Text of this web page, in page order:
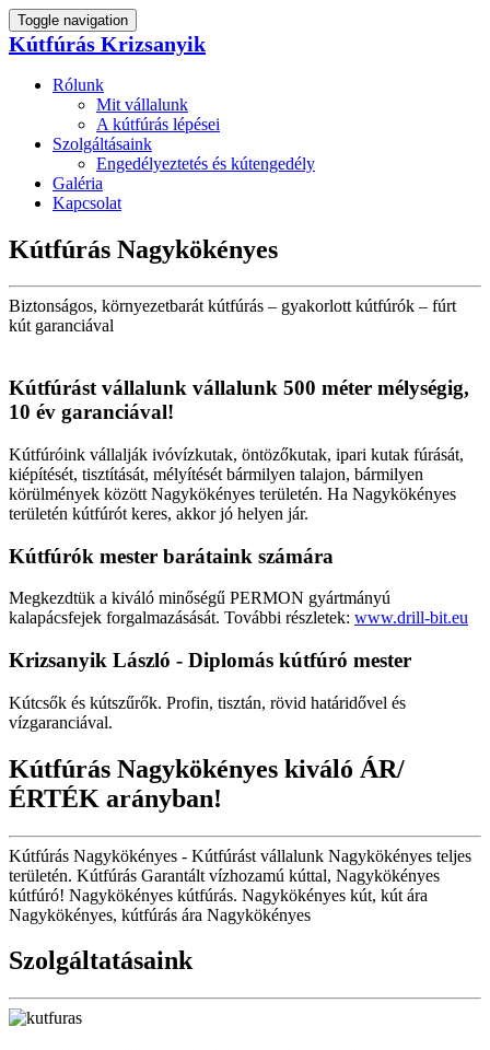
Toggle navigation
Kútfúrás Krizsanyik
Rólunk
Mit vállalunk
A kútfúrás lépései
Szolgáltásaink
Engedélyeztetés és kútengedély
Galéria
Kapcsolat
Kútfúrás Nagykökényes
Biztonságos, környezetbarát kútfúrás – gyakorlott kútfúrók – fúrt
kút garanciával
Kútfúrást vállalunk vállalunk 500 méter mélységig,
10 év garanciával!
Kútfúróink vállalják ivóvízkutak, öntözőkutak, ipari kutak fúrását,
kiépítését, tisztítását, mélyítését bármilyen talajon, bármilyen
körülmények között Nagykökényes területén. Ha Nagykökényes
területén kútfúrót keres, akkor jó helyen jár.
Kútfúrók mester barátaink számára
Megkezdtük a kiváló minőségű PERMON gyártmányú
kalapácsfejek forgalmazásását. További részletek: www.drill-bit.eu
Krizsanyik László - Diplomás kútfúró mester
Kútcsők és kútszűrők. Profin, tisztán, rövid határidővel és
vízgaranciával.
Kútfúrás Nagykökényes kiváló ÁR/
ÉRTÉK arányban!
Kútfúrás Nagykökényes - Kútfúrást vállalunk Nagykökényes teljes
területén. Kútfúrás Garantált vízhozamú kúttal, Nagykökényes
kútfúró! Nagykökényes kútfúrás. Nagykökényes kút, kút ára
Nagykökényes, kútfúrás ára Nagykökényes
Szolgáltatásaink